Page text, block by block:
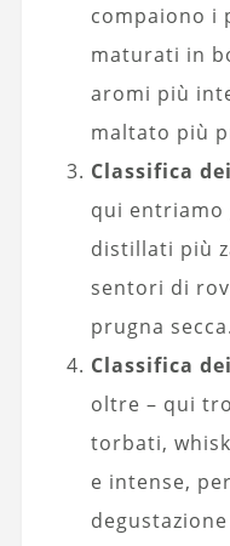
compaiono i
maturati in
aromi più
maltato più
Classifica
qui entriamo
distillati più
sentori di
prugna secca.
Classifica
oltre – qui
torbati,
e intense,